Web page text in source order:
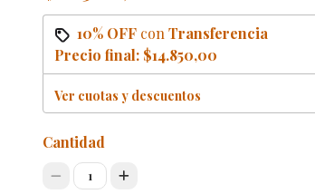
10% OFFcon Transferencia
Precio final: $14.850,00
Ver cuotas y descuentos
Cantidad
1